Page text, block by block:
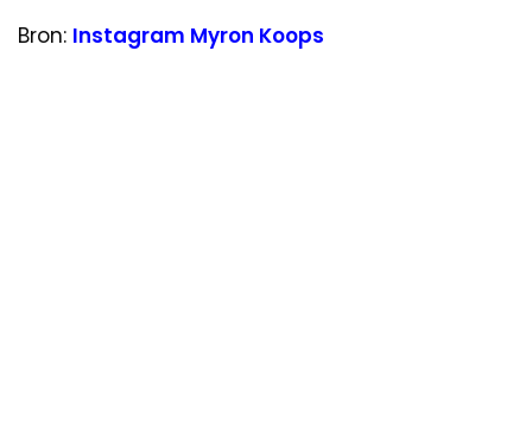
Bron: Instagram Myron Koops